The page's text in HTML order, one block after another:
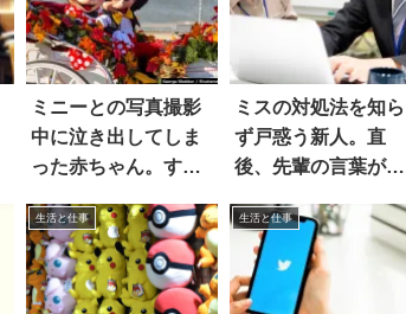
ミニーとの写真撮影
中に泣き出してしま
った赤ちゃん。する
ミスの対処法を知ら
ず戸惑う新人。直
後、先輩の言葉がカ
生活と仕事 生活と仕事